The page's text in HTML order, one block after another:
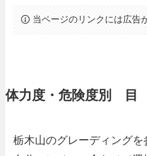
当ページのリンクには広告
体力度・危険度別
栃木山のグレーディングを